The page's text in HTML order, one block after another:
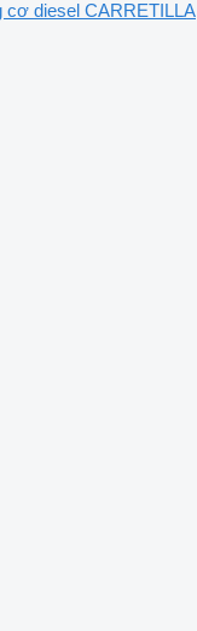
cơ diesel CARRETILLA